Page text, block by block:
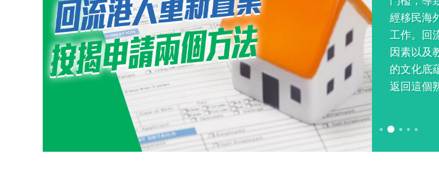
讓
個
530
易